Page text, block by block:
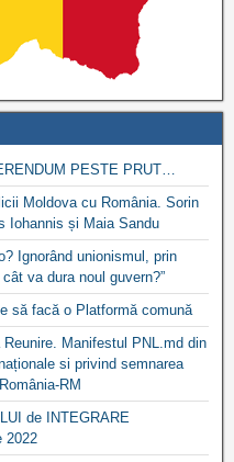
PESTE PRUT…
Moldova cu România. Sorin
Iohannis și Maia Sandu
Ignorând unionismul, prin
va dura noul guvern?”
să facă o Platformă comună
Manifestul PNL.md din
si privind semnarea
RM
de INTEGRARE
2022